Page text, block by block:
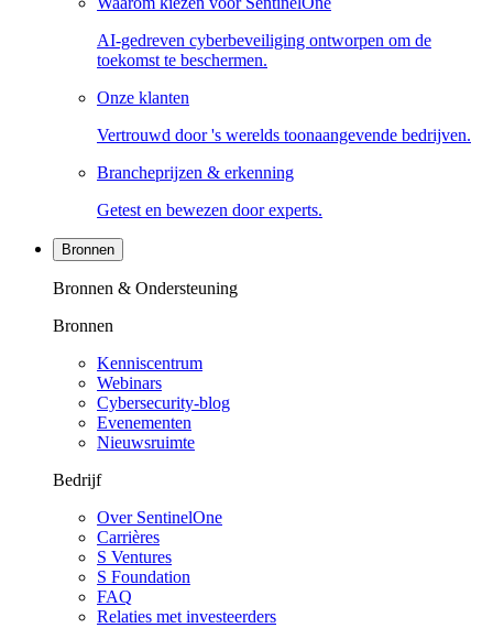
AI-gedreven cyberbeveiliging ontworpen om de
toekomst te beschermen.
Onze klanten
Vertrouwd door 's werelds toonaangevende bedrijven.
Brancheprijzen & erkenning
Getest en bewezen door experts.
Bronnen
Bronnen & Ondersteuning
Bronnen
Kenniscentrum
Webinars
Cybersecurity-blog
Evenementen
Nieuwsruimte
Bedrijf
Over SentinelOne
Carrières
S Ventures
S Foundation
FAQ
Relaties met investeerders